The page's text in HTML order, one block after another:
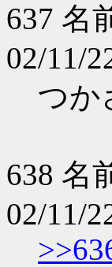
637 名
02/11/
つか
638 名
02/11/